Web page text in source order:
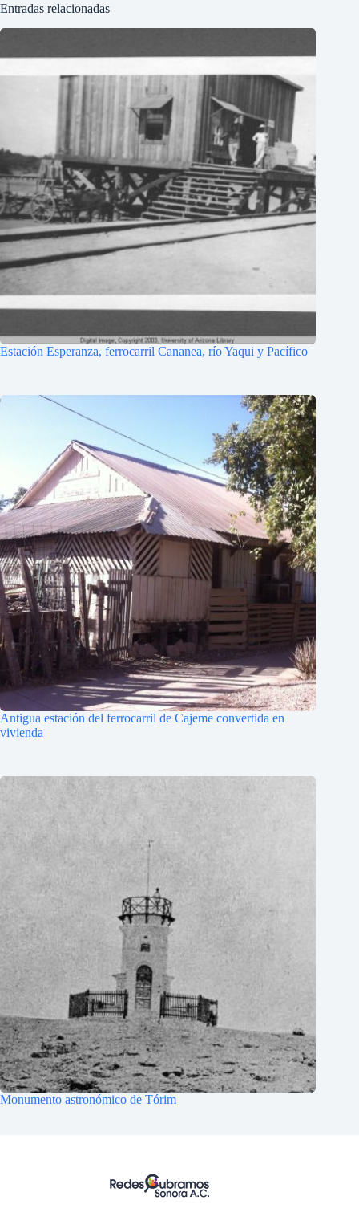
Entradas relacionadas
Estación Esperanza, ferrocarril Cananea, río Yaqui y Pacífico
Antigua estación del ferrocarril de Cajeme convertida en
vivienda
Monumento astronómico de Tórim